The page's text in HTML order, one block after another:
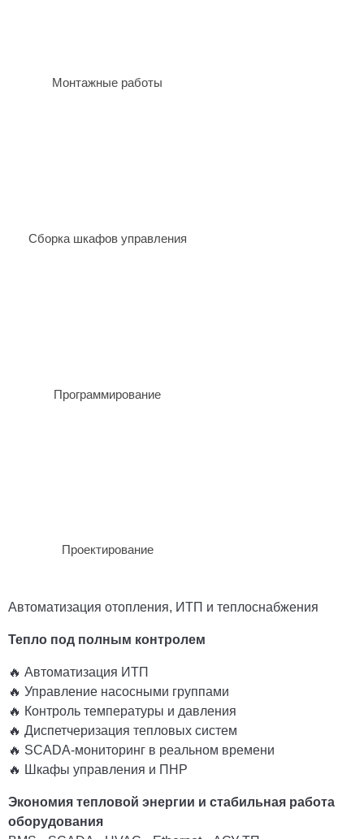
Монтажные работы
Сборка шкафов управления
Программирование
Проектирование
Автоматизация отопления, ИТП и теплоснабжения
Тепло под полным контролем
🔥 Автоматизация ИТП
🔥 Управление насосными группами
🔥 Контроль температуры и давления
🔥 Диспетчеризация тепловых систем
🔥 SCADA-мониторинг в реальном времени
🔥 Шкафы управления и ПНР
Экономия тепловой энергии и стабильная работа
оборудования